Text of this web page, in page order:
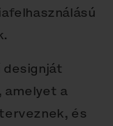
amelyet a
és